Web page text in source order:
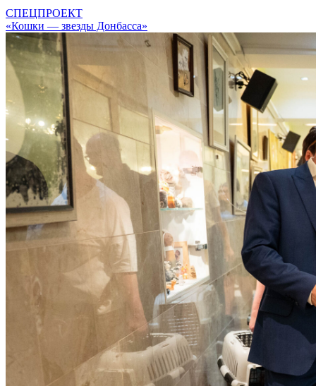
СПЕЦПРОЕКТ
«Кошки — звезды Донбасса»